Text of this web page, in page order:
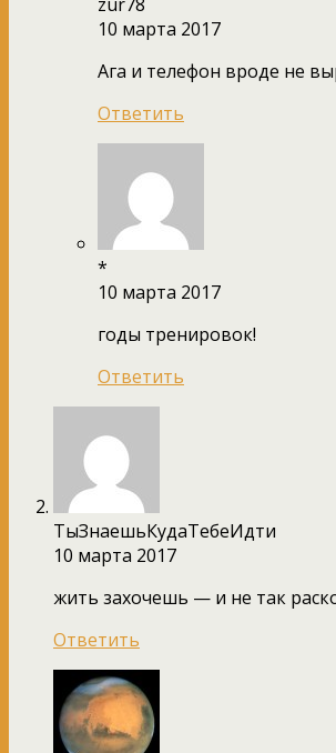
zur78
10 марта 2017
Ага и телефон вроде не
Ответить
*
10 марта 2017
годы тренировок!
Ответить
ТыЗнаешьКудаТебеИдти
10 марта 2017
жить захочешь — и не так
Ответить